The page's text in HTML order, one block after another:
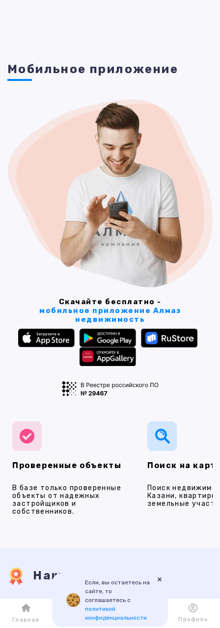
Мобильное приложение
Скачайте бесплатно -
мобильное приложение Алмаз
недвижимость
Проверенные объекты
В базе только проверенные
объекты от надежных
застройщиков и
собственников.
Поиск на
Поиск
Казани,
земельные
Наши услуги
ПРОДАЖА АРЕНДА НОВОСТРОЙКИ ИПОТЕКА
Если, вы остаетесь на
сайте, то
соглашаетесь с
политикой
конфиденциальности
×
Главная Каталог Избранное Профиль